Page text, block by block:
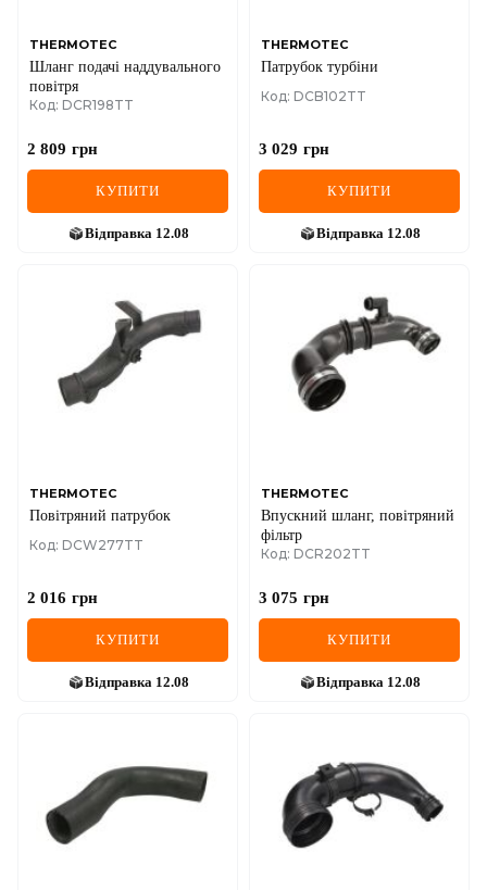
THERMOTEC
Шланг подачі наддувального
повітря
Код: DCR198TT
2 809 грн
КУПИТИ
Відправка 12.08
THERMOTEC
Патрубок турбіни
Код: DCB102TT
3 029 грн
КУПИТИ
Відправка 12.08
THERMOTEC
Повітряний патрубок
Код: DCW277TT
2 016 грн
КУПИТИ
Відправка 12.08
THERMOTEC
Впускний шланг, повітряний
фільтр
Код: DCR202TT
3 075 грн
КУПИТИ
Відправка 12.08